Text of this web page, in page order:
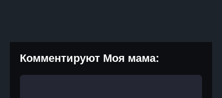
Комментируют Моя мама: